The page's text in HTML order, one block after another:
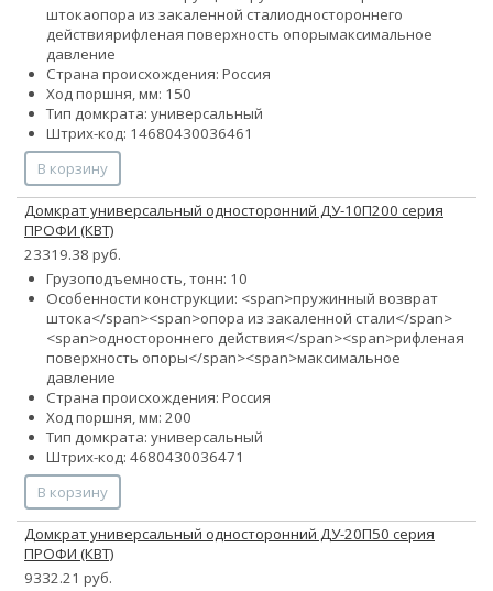
штокаопора из закаленной сталиодностороннего
действиярифленая поверхность опорымаксимальное
давление
Страна происхождения: Россия
Ход поршня, мм: 150
Тип домкрата: универсальный
Штрих-код: 14680430036461
В корзину
Домкрат универсальный односторонний ДУ-10П200 серия
ПРОФИ (КВТ)
23319.38 руб.
Грузоподъемность, тонн: 10
Особенности конструкции: <span>пружинный возврат
штока</span><span>опора из закаленной стали</span>
<span>одностороннего действия</span><span>рифленая
поверхность опоры</span><span>максимальное
давление
Страна происхождения: Россия
Ход поршня, мм: 200
Тип домкрата: универсальный
Штрих-код: 4680430036471
В корзину
Домкрат универсальный односторонний ДУ-20П50 серия
ПРОФИ (КВТ)
9332.21 руб.